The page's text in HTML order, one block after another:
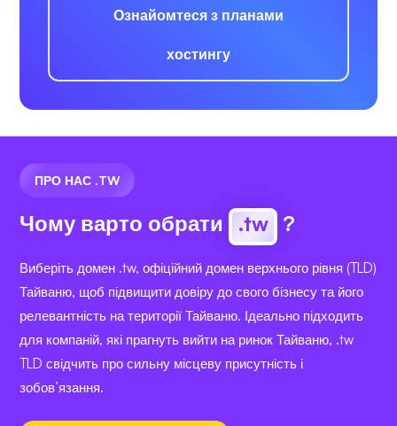
Ознайомтеся з планами
хостингу
ПРО НАС .TW
Чому варто обрати .tw ?
Виберіть домен .tw, офіційний домен верхнього рівня (TLD)
Тайваню, щоб підвищити довіру до свого бізнесу та його
релевантність на території Тайваню. Ідеально підходить
для компаній, які прагнуть вийти на ринок Тайваню, .tw
TLD свідчить про сильну місцеву присутність і
зобов’язання.